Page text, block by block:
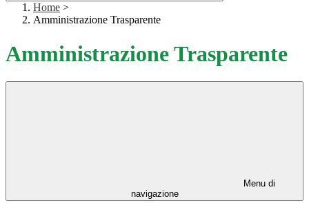
Home >
Amministrazione Trasparente
Amministrazione Trasparente
Menu di
navigazione